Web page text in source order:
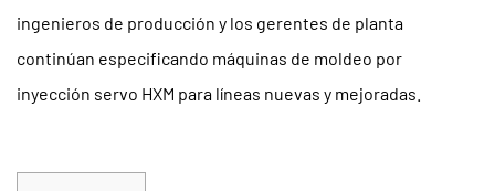
ingenieros de producción y los gerentes de planta
continúan especificando máquinas de moldeo por
inyección servo HXM para líneas nuevas y mejoradas.